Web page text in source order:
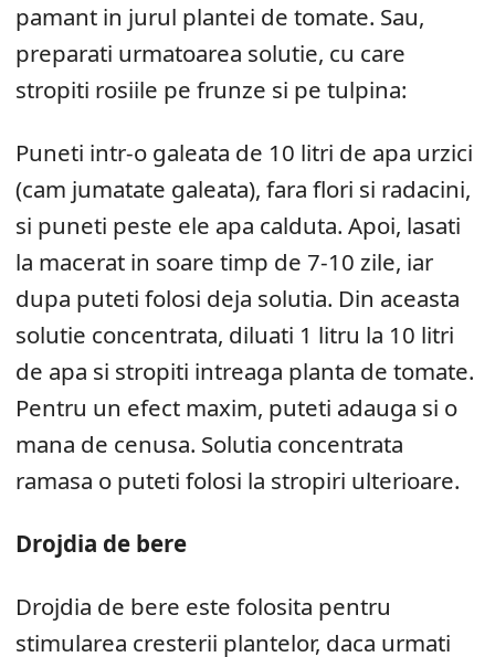
pamant in jurul plantei de tomate. Sau,
preparati urmatoarea solutie, cu care
stropiti rosiile pe frunze si pe tulpina:
Puneti intr-o galeata de 10 litri de apa urzici
(cam jumatate galeata), fara flori si radacini,
si puneti peste ele apa calduta. Apoi, lasati
la macerat in soare timp de 7-10 zile, iar
dupa puteti folosi deja solutia. Din aceasta
solutie concentrata, diluati 1 litru la 10 litri
de apa si stropiti intreaga planta de tomate.
Pentru un efect maxim, puteti adauga si o
mana de cenusa. Solutia concentrata
ramasa o puteti folosi la stropiri ulterioare.
Drojdia de bere
Drojdia de bere este folosita pentru
stimularea cresterii plantelor, daca urmati